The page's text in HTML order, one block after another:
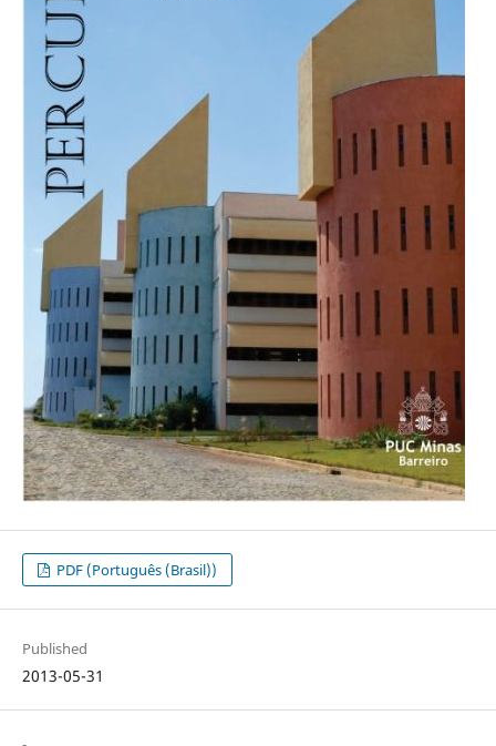
PDF (Português (Brasil))
Published
2013-05-31